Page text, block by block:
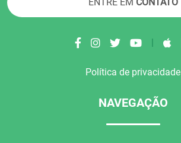
|
Política de privacidade
NAVEGAÇÃO